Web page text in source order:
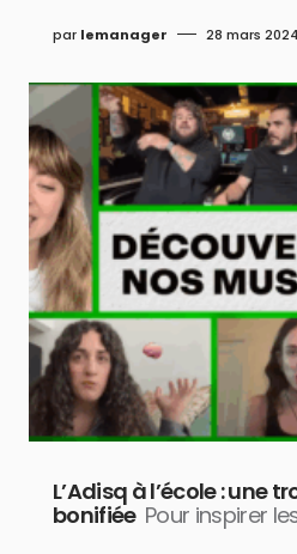
par lemanager 28 mars 2024
L’Adisq à l’école : une
bonifiée Pour inspirer